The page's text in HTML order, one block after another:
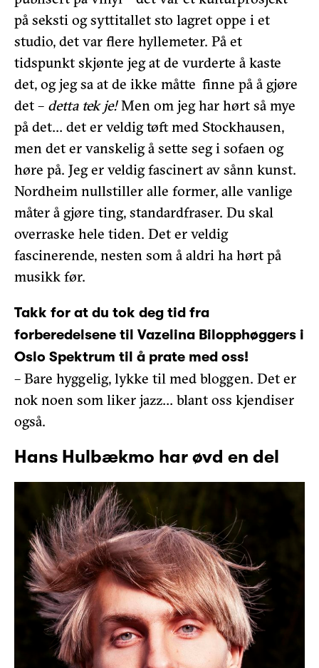
på seksti og syttitallet sto lagret oppe i et
studio, det var flere hyllemeter. På et
tidspunkt skjønte jeg at de vurderte å kaste
det, og jeg sa at de ikke måtte finne på å gjøre
det – detta tek je!Men om jeg har hørt så mye
på det… det er veldig tøft med Stockhausen,
men det er vanskelig å sette seg i sofaen og
høre på. Jeg er veldig fascinert av sånn kunst.
Nordheim nullstiller alle former, alle vanlige
måter å gjøre ting, standardfraser. Du skal
overraske hele tiden. Det er veldig
fascinerende, nesten som å aldri ha hørt på
musikk før.
Takk for at du tok deg tid fra
forberedelsene til Vazelina Bilopphøggers i
Oslo Spektrum til å prate med oss!
– Bare hyggelig, lykke til med bloggen. Det er
nok noen som liker jazz… blant oss kjendiser
også.
Hans Hulbækmo har øvd en del